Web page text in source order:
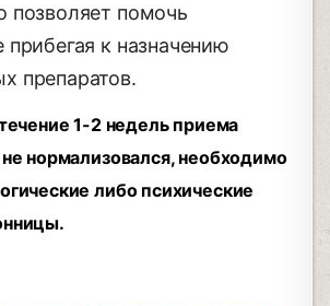
позволяет помочь
прибегая к назначению
препаратов.
1-2 недель приема
нормализовался, необходимо
либо психические